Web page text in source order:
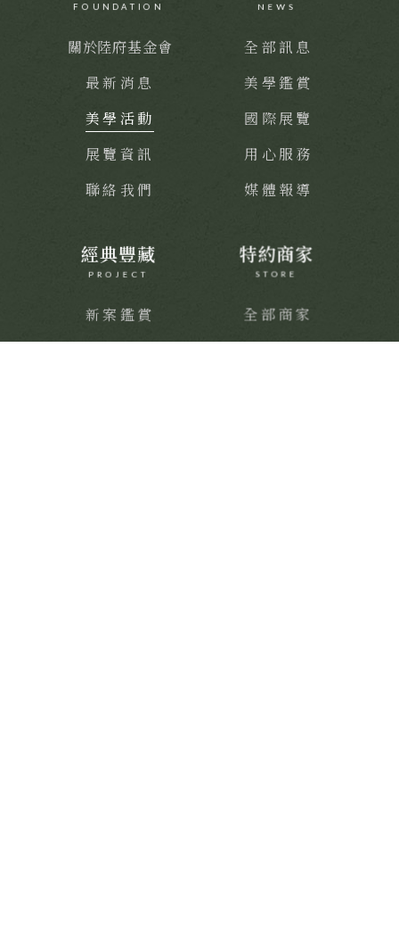
FOUNDATION
關於陸府基金會
最新消息
美學活動
展覽資訊
聯絡我們
NEWS
全部訊息
美學鑑賞
國際展覽
用心服務
媒體報導
經典豐藏
PROJECT
新案鑑賞
特約商家
STORE
全部商家